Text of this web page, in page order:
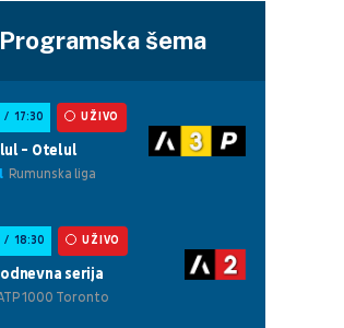
Programska šema